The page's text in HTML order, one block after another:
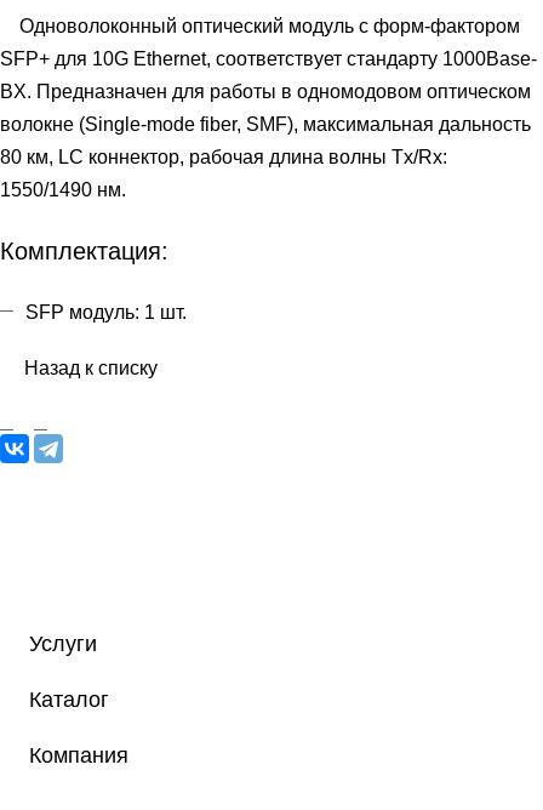
Одноволоконный оптический модуль с форм-фактором
SFP+ для 10G Ethernet, соответствует стандарту 1000Base-
BX. Предназначен для работы в одномодовом оптическом
волокне (Single-mode fiber, SMF), максимальная дальность
80 км, LC коннектор, рабочая длина волны Tx/Rx:
1550/1490 нм.
Комплектация:
SFP модуль: 1 шт.
Назад к списку
Услуги
Каталог
Компания